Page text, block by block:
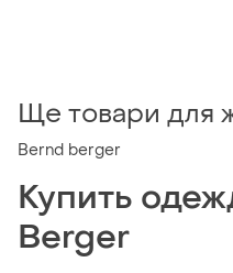
Ще товари для
Bernd berger
Купить
Berger